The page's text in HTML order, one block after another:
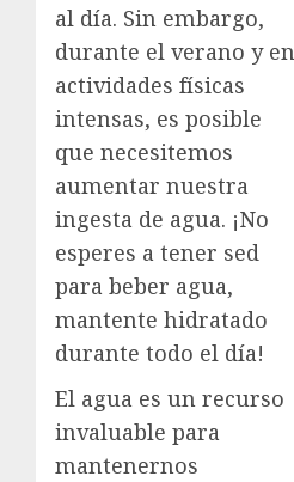
al día. Sin embargo,
durante el verano y en
actividades físicas
intensas, es posible
que necesitemos
aumentar nuestra
ingesta de agua. ¡No
esperes a tener sed
para beber agua,
mantente hidratado
durante todo el día!
El agua es un recurso
invaluable para
mantenernos